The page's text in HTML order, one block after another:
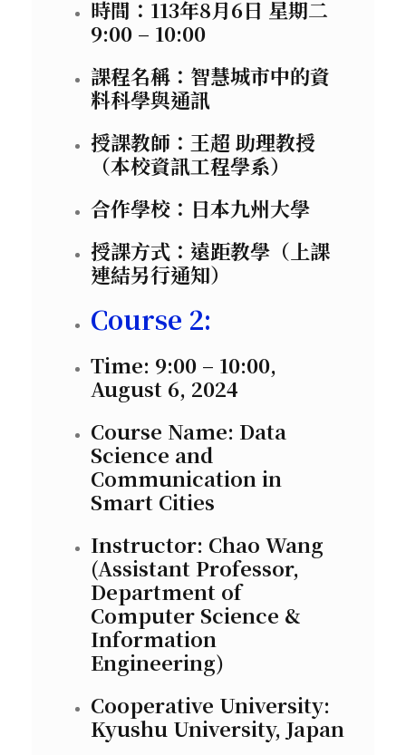
時間：113年8月6日 星期二
9:00 – 10:00
課程名稱：智慧城市中的資
料科學與通訊
授課教師：王超 助理教授
（本校資訊工程學系）
合作學校：日本九州大學
授課方式：遠距教學（上課
連結另行通知）
Course 2:
Time: 9:00 – 10:00,
August 6, 2024
Course Name: Data
Science and
Communication in
Smart Cities
Instructor: Chao Wang
(Assistant Professor,
Department of
Computer Science &
Information
Engineering)
Cooperative University:
Kyushu University, Japan